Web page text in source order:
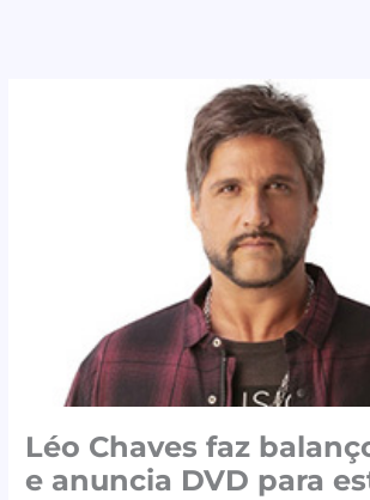
Léo Chaves faz
e anuncia DVD para